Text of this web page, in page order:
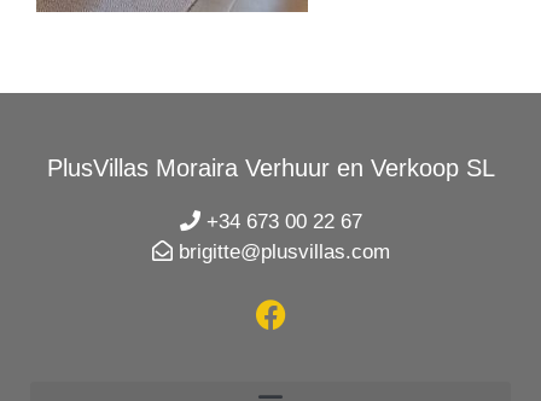
PlusVillas Moraira Verhuur en Verkoop SL
+34 673 00 22 67
brigitte@plusvillas.com